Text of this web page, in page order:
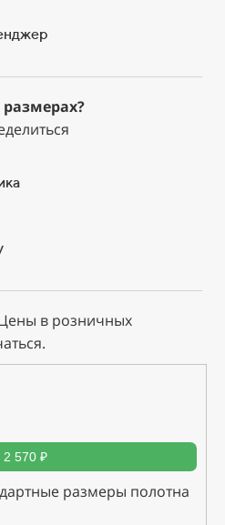
в розничных
2 570 ₽
размеры полотна